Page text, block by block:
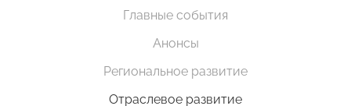
Главные события
Анонсы
Региональное развитие
Отраслевое развитие